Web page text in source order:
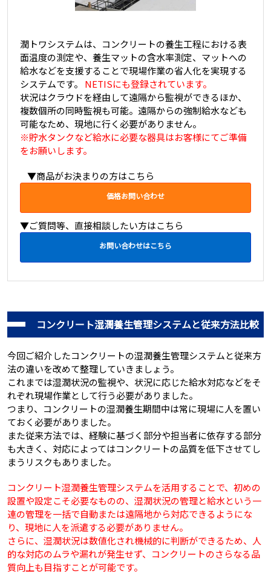
潤トワシステムは、コンクリートの養生工程における表
面温度の測定や、養生マットの含水率測定、マットへの
給水などを支援することで現場作業の省人化を実現する
システムです。 NETISにも登録されています。
状況はクラウドを経由して遠隔から監視ができるほか、
複数個所の同時監視も可能。遠隔からの強制給水なども
可能なため、現地に行く必要がありません。
※貯水タンクなど給水に必要な器具はお客様にてご準備
をお願いします。
▼商品がお決まりの方はこちら
価格お問い合わせ
▼ご質問等、直接相談したい方はこちら
お問い合わせはこちら
コンクリート湿潤養生管理システムと従来方法比較
今回ご紹介したコンクリートの湿潤養生管理システムと従来方
法の違いを改めて整理していきましょう。
これまでは湿潤状況の監視や、状況に応じた給水対応などをそ
れぞれ現場作業として行う必要がありました。
つまり、コンクリートの湿潤養生期間中は常に現場に人を置い
ておく必要がありました。
また従来方法では、経験に基づく部分や担当者に依存する部分
も大きく、対応によってはコンクリートの品質を低下させてし
まうリスクもありました。
コンクリート湿潤養生管理システムを活用することで、初めの
設置や設定こそ必要なものの、湿潤状況の管理と給水という一
連の管理を一括で自動または遠隔地から対応できるようにな
り、現地に人を派遣する必要がありません。
さらに、湿潤状況は数値化され機械的に判断ができるため、人
的な対応のムラや漏れが発生せず、コンクリートのさらなる品
質向上も目指すことが可能です。